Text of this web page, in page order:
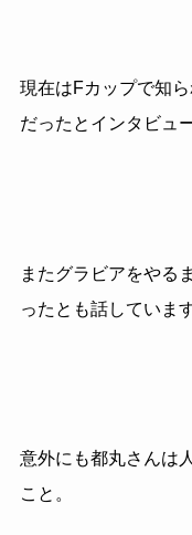
現在はFカップで知
だったとインタビュ
またグラビアをやる
ったとも話しています
意外にも都丸さんは
こと。